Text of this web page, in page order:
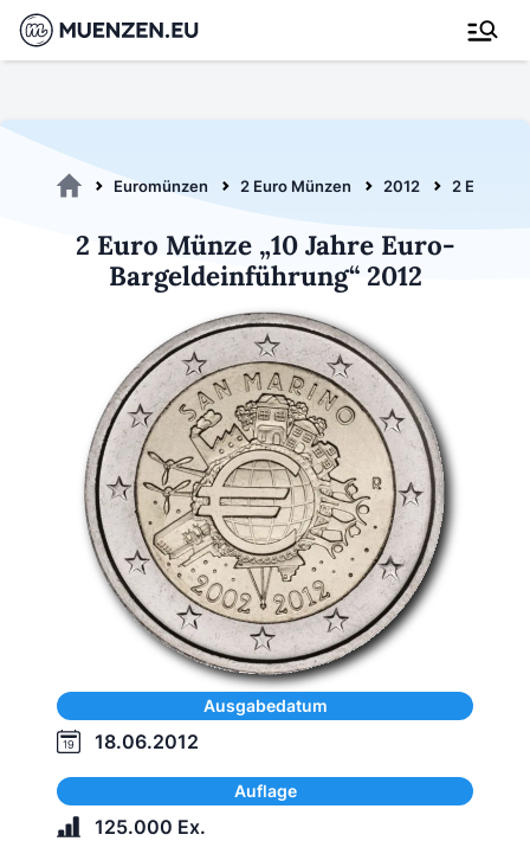
Euromünzen 2 Euro Münzen 2012 2 Euro
2 Euro Münze „10 Jahre Euro-
Bargeldeinführung“ 2012
Ausgabedatum
18.06.2012
Auflage
125.000 Ex.